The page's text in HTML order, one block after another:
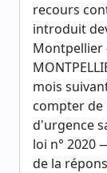
recours
introduit
mois
compter de
d'urgence
loi n° 2020
de la